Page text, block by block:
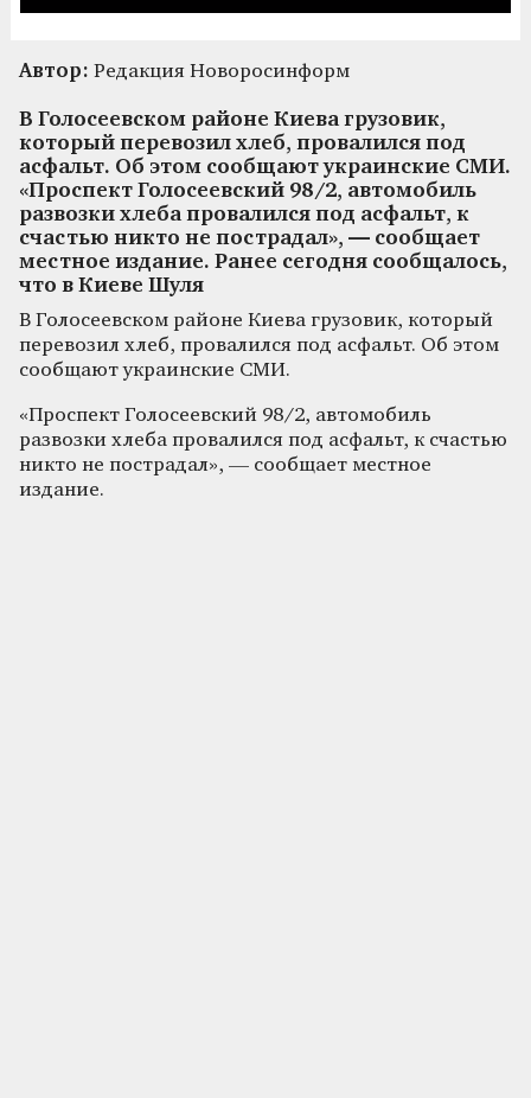
Автор: Редакция Новоросинформ
В Голосеевском районе Киева грузовик,
который перевозил хлеб, провалился под
асфальт. Об этом сообщают украинские СМИ.
«Проспект Голосеевский 98/2, автомобиль
развозки хлеба провалился под асфальт, к
счастью никто не пострадал», — сообщает
местное издание. Ранее сегодня сообщалось,
что в Киеве Шуля
В Голосеевском районе Киева грузовик, который
перевозил хлеб, провалился под асфальт. Об этом
сообщают украинские СМИ.
«Проспект Голосеевский 98/2, автомобиль
развозки хлеба провалился под асфальт, к счастью
никто не пострадал», — сообщает местное
издание.